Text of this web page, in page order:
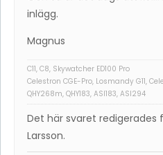
inlägg.
Magnus
C11, C8, Skywatcher ED100 Pro
Celestron CGE-Pro, Losmandy G11,
QHY268m, QHY183, ASI183, ASI294
Det här svaret redigerades
Larsson.